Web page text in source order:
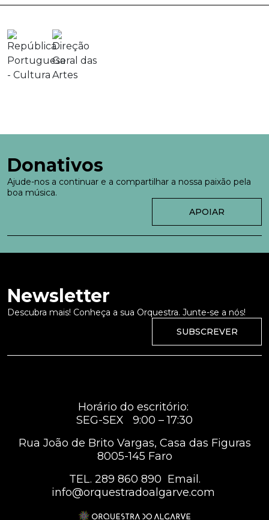
Donativos
Ajude-nos a continuar e a compartilhar a nossa paixão pela
boa música.
APOIAR
Newsletter
Descubra mais! Conheça a sua Orquestra. Junte-se a nós!
SUBSCREVER
Horário do escritório:
SEG-SEX 9:00 – 17:30
Rua João de Brito Vargas, Casa das Figuras
8005-145 Faro
TEL. 289 860 890 Email.
info@orquestradoalgarve.com